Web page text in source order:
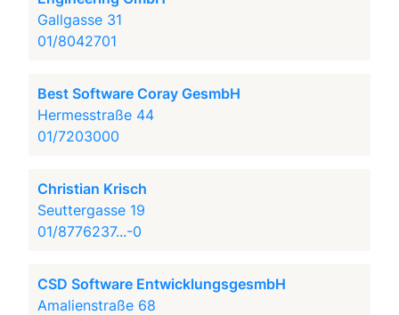
Gallgasse 31
01/8042701
Best Software Coray GesmbH
Hermesstraße 44
01/7203000
Christian Krisch
Seuttergasse 19
01/8776237...-0
CSD Software EntwicklungsgesmbH
Amalienstraße 68